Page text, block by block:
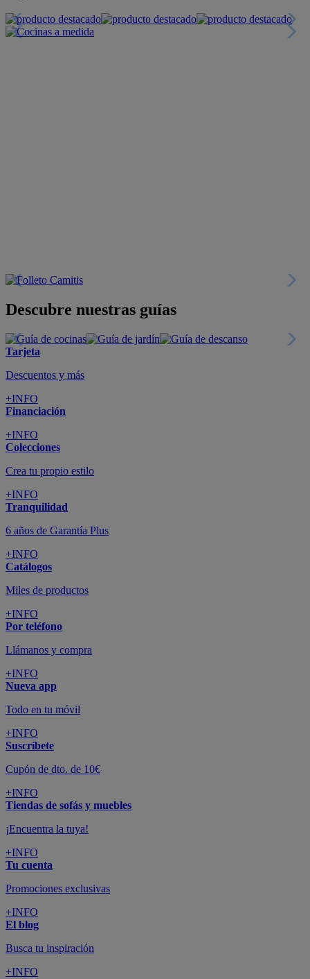
Descubre nuestras guías
Tarjeta
Descuentos y más
+INFO
Financiación
+INFO
Colecciones
Crea tu propio estilo
+INFO
Tranquilidad
6 años de Garantía Plus
+INFO
Catálogos
Miles de productos
+INFO
Por teléfono
Llámanos y compra
+INFO
Nueva app
Todo en tu móvil
+INFO
Suscríbete
Cupón de dto. de 10€
+INFO
Tiendas de sofás y muebles
¡Encuentra la tuya!
+INFO
Tu cuenta
Promociones exclusivas
+INFO
El blog
Busca tu inspiración
+INFO